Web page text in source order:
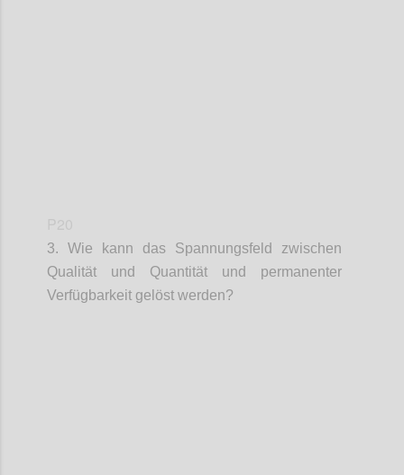
3. Wie kann das Spannungsfeld zwischen
Qualität und Quantität und permanenter
Verfügbarkeit gelöst werden?